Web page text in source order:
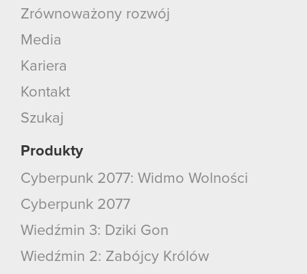
Zrównoważony rozwój
Media
Kariera
Kontakt
Szukaj
Produkty
Cyberpunk 2077: Widmo Wolności
Cyberpunk 2077
Wiedźmin 3: Dziki Gon
Wiedźmin 2: Zabójcy Królów